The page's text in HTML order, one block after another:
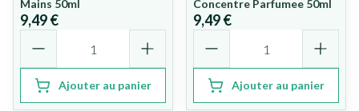
Mains 50ml
9,49 €
Ajouter au panier
Concentre Parfumee 50ml
9,49 €
Ajouter au panier